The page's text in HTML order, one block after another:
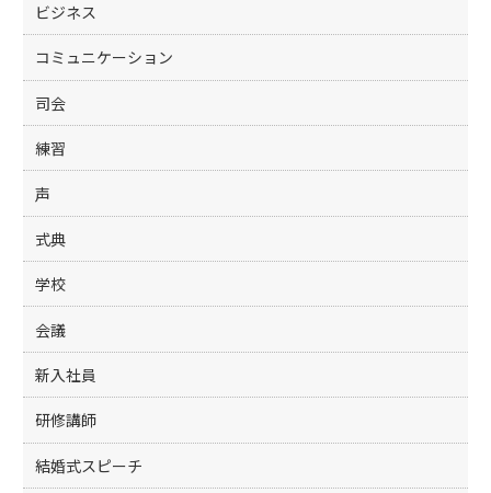
ビジネス
コミュニケーション
司会
練習
声
式典
学校
会議
新入社員
研修講師
結婚式スピーチ